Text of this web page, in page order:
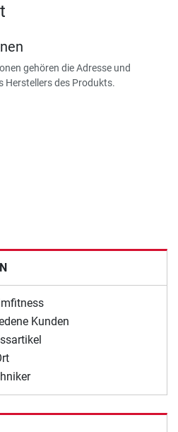
gehören die Adresse und
Herstellers des Produkts.
Kunden